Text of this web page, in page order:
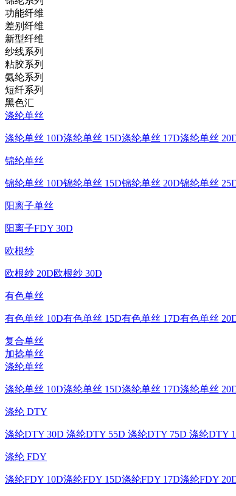
功能纤维
差别纤维
新型纤维
纱线系列
粘胶系列
氨纶系列
短纤系列
黑色汇
涤纶单丝
涤纶单丝 10D涤纶单丝 15D涤纶单丝 17D涤纶单丝
锦纶单丝
锦纶单丝 10D锦纶单丝 15D锦纶单丝 20D锦纶单丝
阳离子单丝
阳离子FDY 30D
欧根纱
欧根纱 20D欧根纱 30D
有色单丝
有色单丝 10D有色单丝 15D有色单丝 17D有色单丝
复合单丝
加捻单丝
涤纶单丝
涤纶单丝 10D涤纶单丝 15D涤纶单丝 17D涤纶单丝
涤纶 DTY
涤纶DTY 30D 涤纶DTY 55D 涤纶DTY 75D 涤纶DTY
涤纶 FDY
涤纶FDY 10D涤纶FDY 15D涤纶FDY 17D涤纶FDY